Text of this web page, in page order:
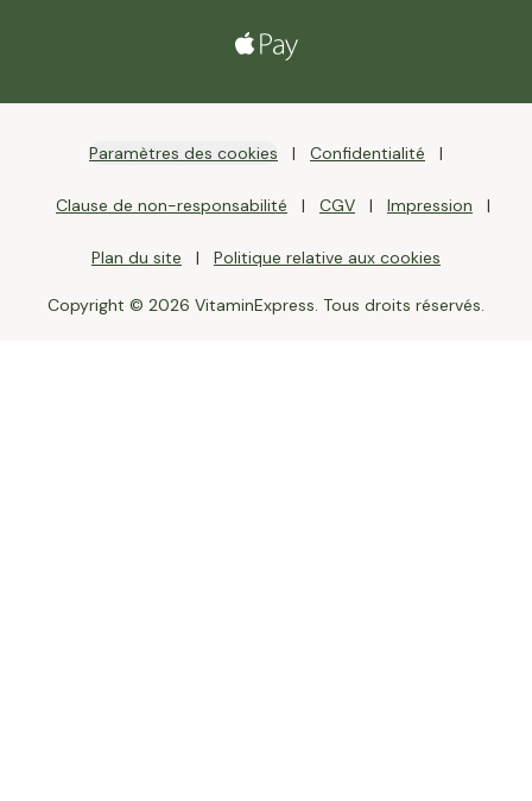
Paramètres des cookies Confidentialité
Clause de non-responsabilité CGV Impression
Plan du site Politique relative aux cookies
Copyright © 2026 VitaminExpress. Tous droits réservés.